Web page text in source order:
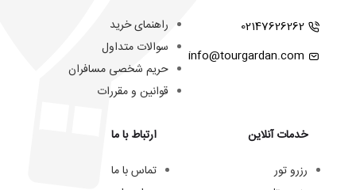
02147626262
info@tourgardan.com
خدمات آنلاین
رزرو تور
راهنمای خرید
سوالات متداول
حریم شخصی مسافران
قوانین و مقررات
ارتباط با ما
تماس با ما